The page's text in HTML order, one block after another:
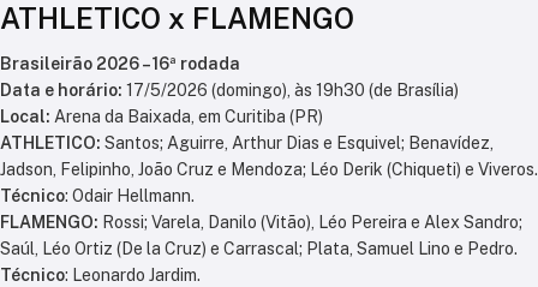
ATHLETICO x FLAMENGO
Brasileirão 2026 – 16ª rodada
Data e horário: 17/5/2026 (domingo), às 19h30 (de Brasília)
Local: Arena da Baixada, em Curitiba (PR)
ATHLETICO: Santos; Aguirre, Arthur Dias e Esquivel; Benavídez,
Jadson, Felipinho, João Cruz e Mendoza; Léo Derik (Chiqueti) e Viveros.
Técnico: Odair Hellmann.
FLAMENGO: Rossi; Varela, Danilo (Vitão), Léo Pereira e Alex Sandro;
Saúl, Léo Ortiz (De la Cruz) e Carrascal; Plata, Samuel Lino e Pedro.
Técnico: Leonardo Jardim.